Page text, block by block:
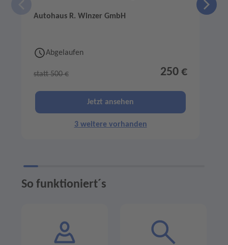
Autohaus R. Winzer GmbH
Abgelaufen
statt 500 € 250 €
Jetzt ansehen
3 weitere vorhanden
So funktioniert´s